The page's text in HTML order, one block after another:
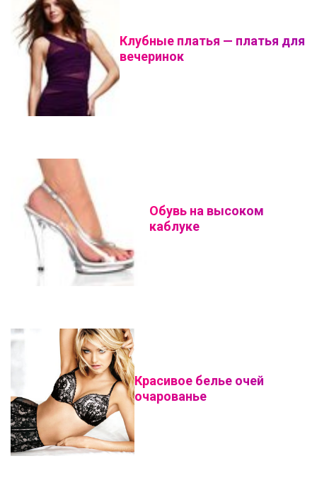
Клубные платья — платья для
вечеринок
Обувь на высоком
каблуке
Красивое белье очей
очарованье